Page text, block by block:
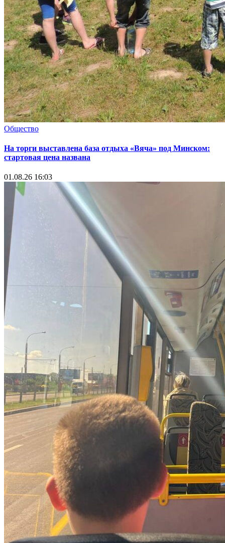
Общество
На торги выставлена база отдыха «Вяча» под Минском:
стартовая цена названа
01.08.26 16:03